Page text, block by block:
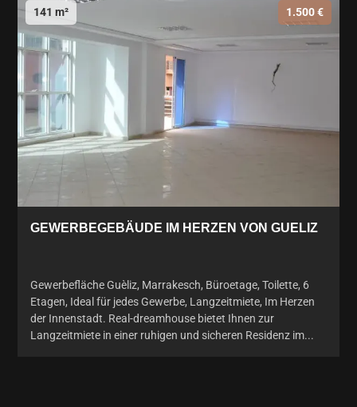
141 m² 1.500 €
GEWERBEGEBÄUDE IM HERZEN VON GUELIZ
Gewerbefläche Guèliz, Marrakesch, Büroetage, Toilette, 6
Etagen, Ideal für jedes Gewerbe, Langzeitmiete, Im Herzen
der Innenstadt. Real-dreamhouse bietet Ihnen zur
Langzeitmiete in einer ruhigen und sicheren Residenz im...